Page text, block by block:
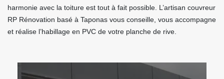
harmonie avec la toiture est tout à fait possible. L’artisan couvreur
RP Rénovation basé à Taponas vous conseille, vous accompagne
et réalise l’habillage en PVC de votre planche de rive.